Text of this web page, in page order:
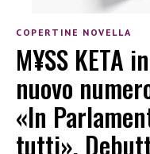
COPERTINE NOVELLA
M¥SS KETA
nuovo
«In
tutti».